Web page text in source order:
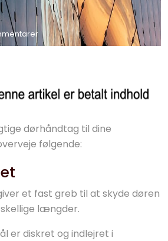
dørhåndtag til dine
følgende:
et fast greb til at skyde døren
længder.
er diskret og indlejret i